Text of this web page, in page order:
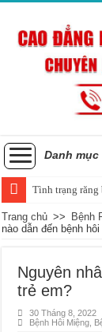
Danh mục
Tình trạng
Trang chủ >> Bệnh
nào dẫn đến bệnh
Nguyên
trẻ em?
30 Tháng 8, 2022
Bệnh Hôi Miệng